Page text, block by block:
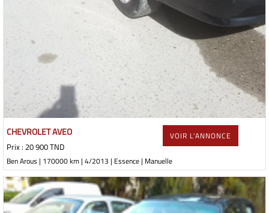
CHEVROLET AVEO
Prix : 20 900 TND
Ben Arous | 170000 km | 4/2013 | Essence | Manuelle
VOIR L'ANNONCE